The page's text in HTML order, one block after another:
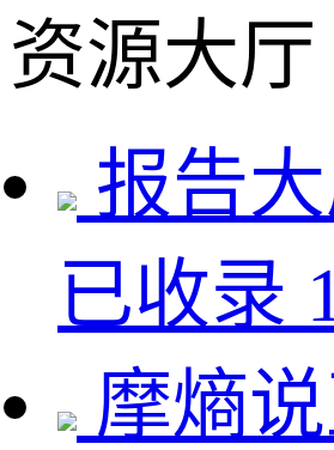
资源大厅
报告
已收录
摩熵